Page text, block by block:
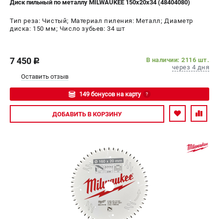
МАГАЗИНЫ
ПОДДЕРЖКА
Сервисный центр
Диск пильный по металлу MILWAUKEE 150х20х34 (48404080)
Тип реза: Чистый; Материал пиления: Металл; Диаметр
диска: 150 мм; Число зубьев: 34 шт
7 450 c
В наличии: 2116 шт.
через 4 дня
Оставить отзыв
149 бонусов на карту ?
Авторизуйтесь
ДОБАВИТЬ В КОРЗИНУ